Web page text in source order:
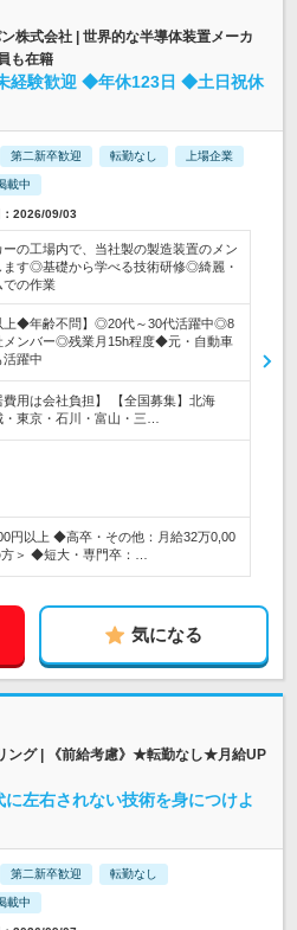
株式会社 | 世界的な半導体装置メーカ
も在籍
経験歓迎 ◆年休123日 ◆土日祝休
第二新卒歓迎 転勤なし 上場企業
載中
2026/09/03
の工場内で、当社製の製造装置のメン
ます◎基礎から学べる技術研修◎綺麗・
での作業
上◆年齢不問】◎20代～30代活躍中◎8
メンバー◎残業月15h程度◆元・自動車
活躍中
費用は会社負担】 【全国募集】北海
東京・石川・富山・三…
円以上 ◆高卒・その他：月給32万0,00
＞ ◆短大・専門卒：…
気になる
ング | 《前給考慮》★転勤なし★月給UP
に左右されない技術を身につけよ
第二新卒歓迎 転勤なし
載中